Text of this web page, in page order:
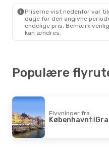
Priserne vist nedenfor var
dage for den angivne
endelige pris. Bemærk
kan ændres.
Populære
Flyvninger fra
Københavntil